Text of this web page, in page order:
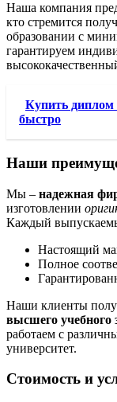
Наша компания
кто стремится
образовании с
гарантируем
Купить диплом
быстро
Наши
Мы – надежная
изготовлении
Каждый
Настоящий
Полное
Наши клиенты
высшего учебного
работаем с
университет.
Стоимость и